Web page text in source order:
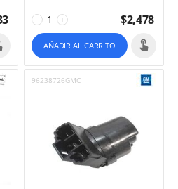
+
− $2,478
AÑADIR AL CARRITO
96238726GMC